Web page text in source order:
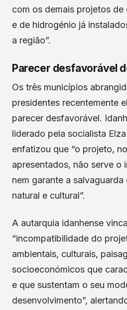
com os demais projetos
e de hidrogénio já
a região”.
Parecer desfavorável
Os três municípios
presidentes recentemente
parecer desfavorável.
liderado pela socialista
enfatizou que “o projeto,
apresentados, não serve o
nem garante a
natural e cultural”.
A autarquia idanhense
“incompatibilidade do
ambientais, culturais,
socioeconómicos que
e que sustentam o seu
desenvolvimento”,